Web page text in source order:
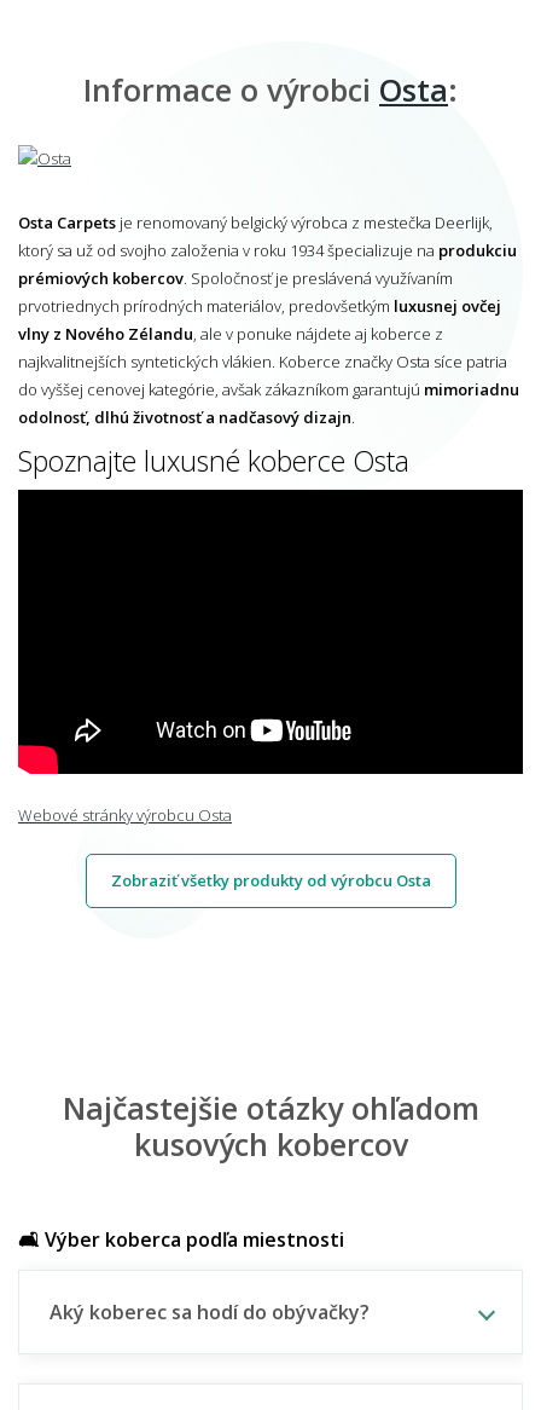
Informace o výrobci Osta:
Osta Carpets je renomovaný belgický výrobca z mestečka Deerlijk,
ktorý sa už od svojho založenia v roku 1934 špecializuje na produkciu
prémiových kobercov. Spoločnosť je preslávená využívaním
prvotriednych prírodných materiálov, predovšetkým luxusnej ovčej
vlny z Nového Zélandu, ale v ponuke nájdete aj koberce z
najkvalitnejších syntetických vlákien. Koberce značky Osta síce patria
do vyššej cenovej kategórie, avšak zákazníkom garantujú mimoriadnu
odolnosť, dlhú životnosť a nadčasový dizajn.
Spoznajte luxusné koberce Osta
Webové stránky výrobcu Osta
Zobraziť všetky produkty od výrobcu Osta
Najčastejšie otázky ohľadom
kusových kobercov
🛋️ Výber koberca podľa miestnosti
Aký koberec sa hodí do obývačky?